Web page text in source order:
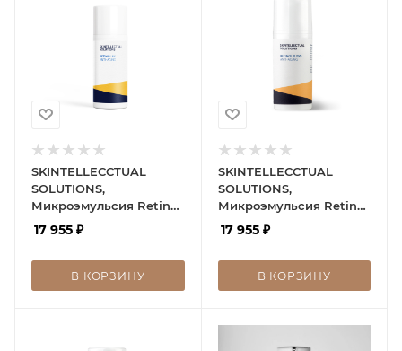
SKINTELLECCTUAL
SOLUTIONS,
Микроэмульсия Retinol
1%
17 955 ₽
В КОРЗИНУ
SKINTELLECCTUAL
SOLUTIONS,
Микроэмульсия Retinol
0.25%
17 955₽
В КОРЗИНУ